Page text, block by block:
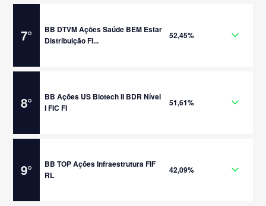
7°
BB DTVM Ações Saúde BEM Estar
Distribuição FI...
52,45%
8°
BB Ações US Biotech II BDR Nível
I FIC FI
51,61%
9°
BB TOP Ações Infraestrutura FIF
RL
42,09%